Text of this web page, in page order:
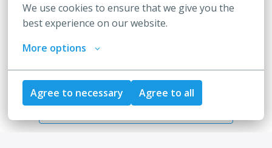
We use cookies to ensure that we give you the
best experience on our website.
More options
Agree to necessary Agree to all
Apply with Indeed